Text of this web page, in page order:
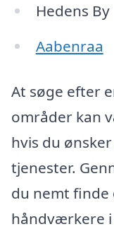
Hedens By
Aabenraa
At søge efter
områder kan
hvis du
tjenester.
du nemt
håndværkere i